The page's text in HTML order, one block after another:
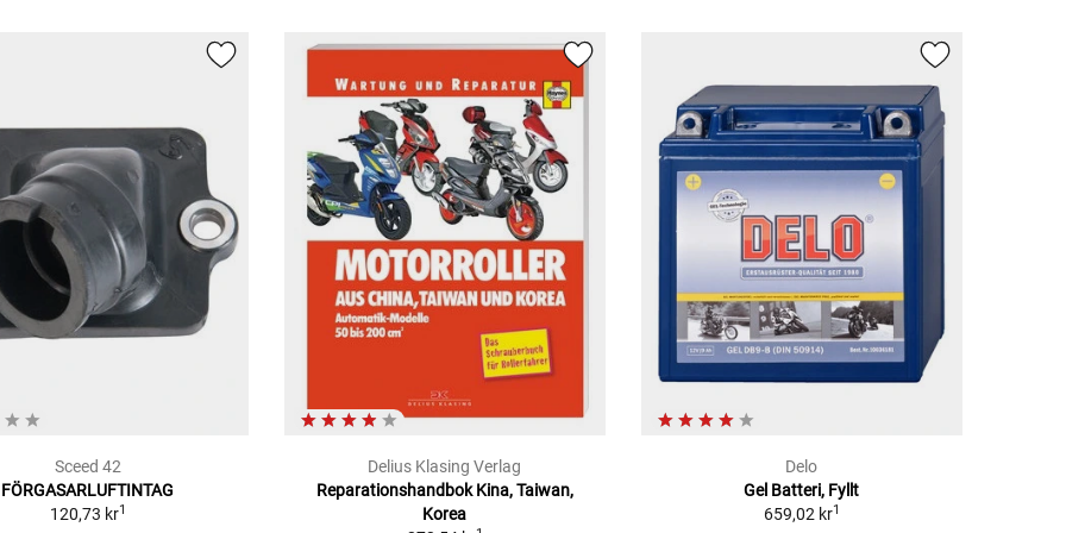
Sceed 42
FÖRGASARLUFTINTAG
120,73 kr1
Delius Klasing Verlag
Reparationshandbok Kina, Taiwan,
Korea
Delo
Gel Batteri, Fyllt
659,02 kr1